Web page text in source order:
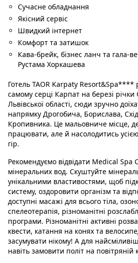
Сучасне обладнання
Якісний сервіс
Швидкий інтернет
Комфорт та затишок
Кава-брейк, бізнес ланч та гала-
Рустама Хоркашева
Готель TAOR Karpaty
самому серці Карпат на березі річки
Львівської області, сюди зручно
напрямку Дрогобича, Борислава,
Кропивника. Це мальовниче місце,
працювати, але й насолодитись
гір.
Рекомендуємо відвідати Medical Spa
мінеральних вод. Скуштуйте
унікальними властивостями, щоб
систему, оздоровити організм та
доступні масажі для всього тіла,
спелеотерапія, різноманітні
програми. Різноманітні активні
квести, катання на конях та
засумувати нікому! А для
навіть замовити політ на повітряній